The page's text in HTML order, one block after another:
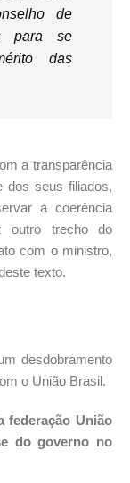
de
para se
das
a transparência
dos seus filiados,
a coerência
outro trecho do
com o ministro,
texto.
desdobramento
o União Brasil.
federação União
do governo no